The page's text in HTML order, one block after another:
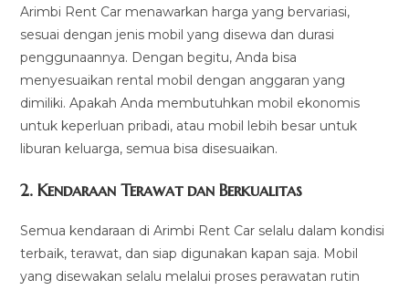
Arimbi Rent Car menawarkan harga yang bervariasi,
sesuai dengan jenis mobil yang disewa dan durasi
penggunaannya. Dengan begitu, Anda bisa
menyesuaikan rental mobil dengan anggaran yang
dimiliki. Apakah Anda membutuhkan mobil ekonomis
untuk keperluan pribadi, atau mobil lebih besar untuk
liburan keluarga, semua bisa disesuaikan.
2.Kendaraan Terawat dan Berkualitas
Semua kendaraan di Arimbi Rent Car selalu dalam kondisi
terbaik, terawat, dan siap digunakan kapan saja. Mobil
yang disewakan selalu melalui proses perawatan rutin